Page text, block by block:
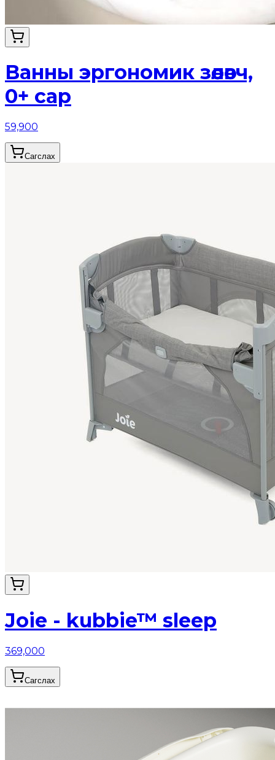
Ванны эргономик зөөлөвч,
0+ сар
59,900
Сагслах
Joie - kubbie™ sleep
369,000
Сагслах